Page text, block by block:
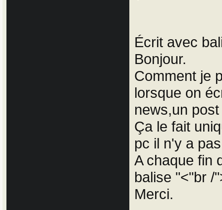
Écrit avec
Bonjour.
Comment je
lorsque on
news,un
Ça le fait
pc il n'y a
A chaque fin
balise "<"br /
Merci.